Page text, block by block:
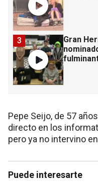
Gran
3
Pepe Seijo, de 57
directo en los
pero ya no intervino
Puede interesarte